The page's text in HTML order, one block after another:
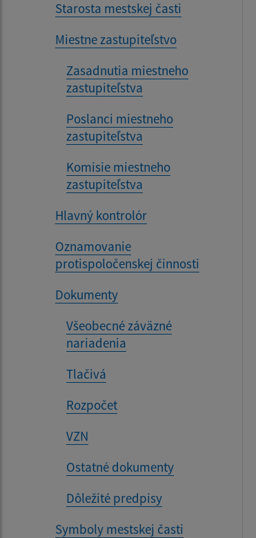
Starosta mestskej časti
Miestne zastupiteľstvo
Zasadnutia miestneho
zastupiteľstva
Poslanci miestneho
zastupiteľstva
Komisie miestneho
zastupiteľstva
Hlavný kontrolór
Oznamovanie
protispoločenskej činnosti
Dokumenty
Všeobecné záväzné
nariadenia
Tlačivá
Rozpočet
VZN
Ostatné dokumenty
Dôležité predpisy
Symboly mestskej časti